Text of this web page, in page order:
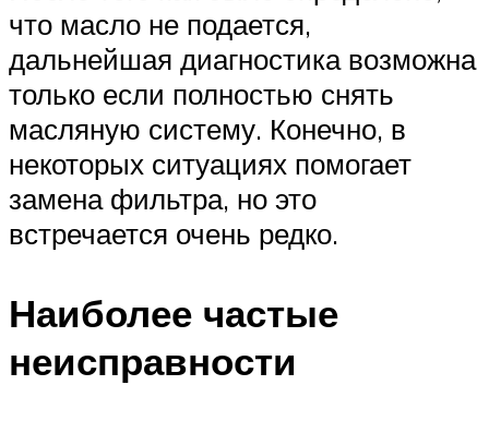
что масло не подается,
дальнейшая диагностика возможна
только если полностью снять
масляную систему. Конечно, в
некоторых ситуациях помогает
замена фильтра, но это
встречается очень редко.
Наиболее частые
неисправности